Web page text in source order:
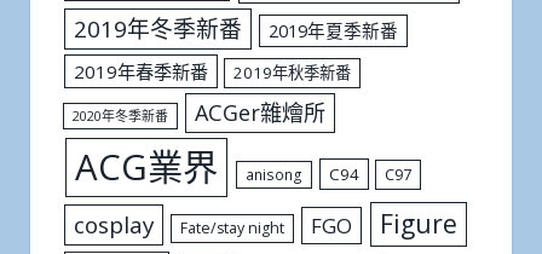
2019年冬季新番
2019年夏季新番
2019年春季新番
2019年秋季新番
2020年冬季新番 ACGer雜燴所
ACG業界 anisong C94 C97
cosplay Fate/stay night FGO Figure